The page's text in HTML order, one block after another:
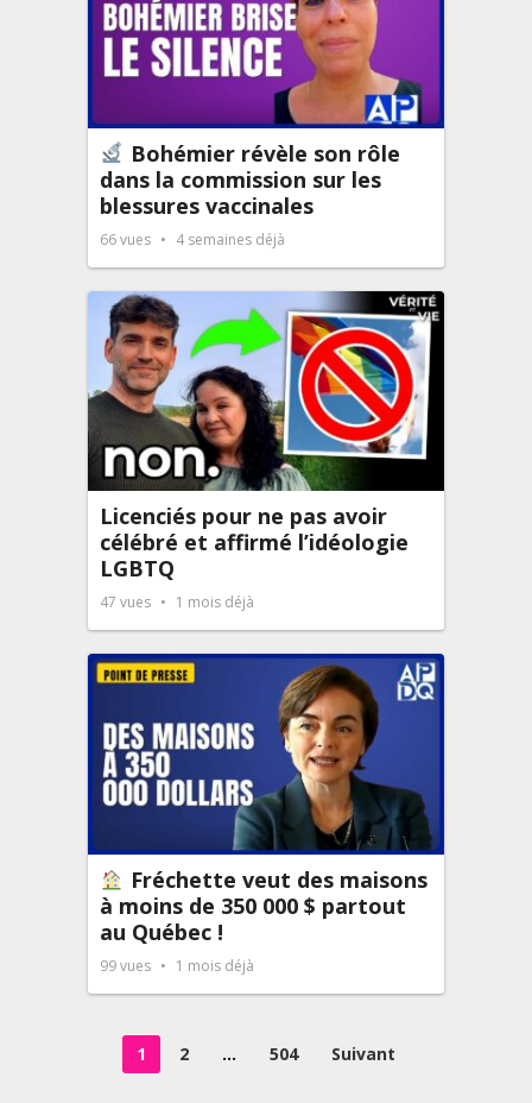
Bohémier révèle son rôle
dans la commission sur les
blessures vaccinales
66vues 4 semaines déjà
Licenciés pour ne pas avoir
célébré et affirmé l’idéologie
LGBTQ
47 vues 1 mois déjà
Fréchette veut des maisons
à moins de 350 000 $ partout
au Québec !
99vues 1 mois déjà
1 2 … 504 Suivant